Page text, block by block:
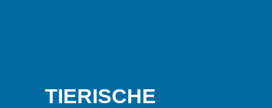
TIERISCHE